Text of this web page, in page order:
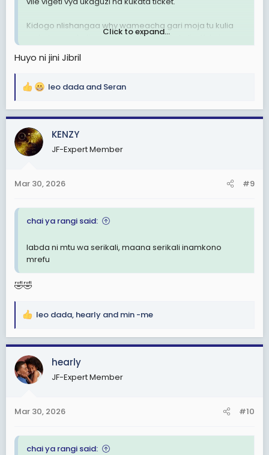
Kidogo nlishangaa why wameacha gari moja tu kulia
wakajazana kati na kushoto. Nikaenda kulia. Yule jamaa
saloon iliyokuwa mbele yangu kulia. Ilienda mbele
Jamaa akakunja bila kutizama akaruhusu.
Ile gari ilikuwa mbele na imesogea sana kushoto kiasi
ile sehemu ya kubonyeza ilikuwa mbali na pia kumbuka
ni salon car.
Ukatoka mkono mrefu kwenda bonyeza ile sehemu itoe
kwa kweli. Kiasi nlipoenda mimi kufanya the same
alipokuwepo yule dada. Tena akiwa kwenye salon car.
Nimewaza sana. Nikahisi kulikuwa na kitu si cha
kawaida kwa kweli. Inawezekana kabisa kuna viumbe
vingine pale Mcity si binadamau. But kama alikuwa
binadamu basi alikuwa na mikono mirefu sana yule
dada. Hayo yametokea Jumamosi.
Click to expand...
Huyo ni jini Jibril
R
a
c
t
i
s
leo dada and Seran
KENZY
JF-Expert Member
Mar 30, 2026 #9
chai ya rangi said:
labda ni mtu wa serikali, maana serikali inamkono
mrefu
🤣🤣
R
a
c
t
i
s
leo dada, hearly and min -me
hearly
JF-Expert Member
Mar 30, 2026 #10
chai ya rangi said: